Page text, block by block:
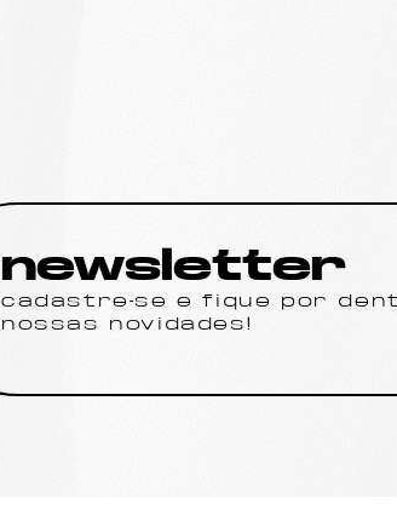
newsletter
cadastre-se e fique por
nossas novidades!